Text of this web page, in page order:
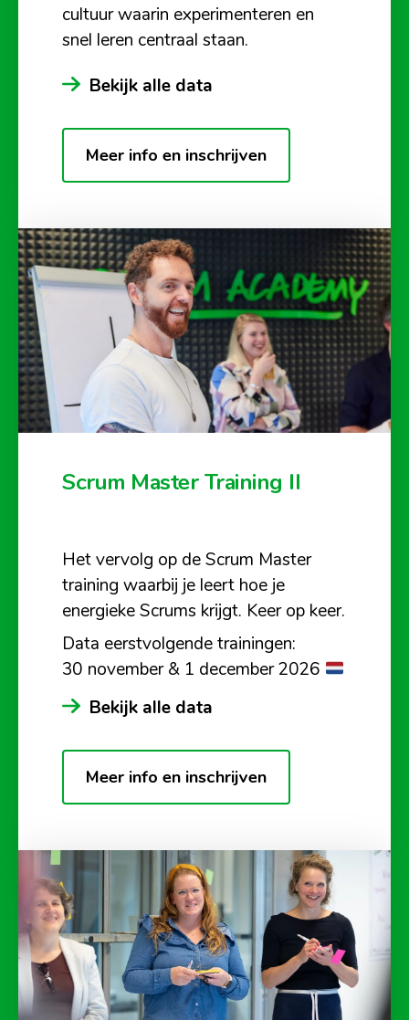
cultuur waarin experimenteren en
snel leren centraal staan.
Bekijk alle data
Meer info en inschrijven
Scrum Master Training II
Het vervolg op de Scrum Master
training waarbij je leert hoe je
energieke Scrums krijgt. Keer op keer.
Data eerstvolgende trainingen:
30 november & 1 december 2026
Bekijk alle data
Meer info en inschrijven